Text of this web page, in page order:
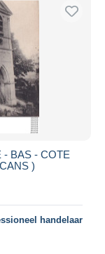
- BAS - COTE
)
handelaar